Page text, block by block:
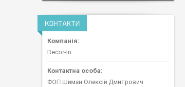
КОНТАКТИ
Decor-In
ФОП Шиман Олексій Дмитрович